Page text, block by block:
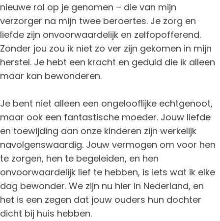
nieuwe rol op je genomen – die van mijn
verzorger na mijn twee beroertes. Je zorg en
liefde zijn onvoorwaardelijk en zelfopofferend.
Zonder jou zou ik niet zo ver zijn gekomen in mijn
herstel. Je hebt een kracht en geduld die ik alleen
maar kan bewonderen.
Je bent niet alleen een ongelooflijke echtgenoot,
maar ook een fantastische moeder. Jouw liefde
en toewijding aan onze kinderen zijn werkelijk
navolgenswaardig. Jouw vermogen om voor hen
te zorgen, hen te begeleiden, en hen
onvoorwaardelijk lief te hebben, is iets wat ik elke
dag bewonder. We zijn nu hier in Nederland, en
het is een zegen dat jouw ouders hun dochter
dicht bij huis hebben.